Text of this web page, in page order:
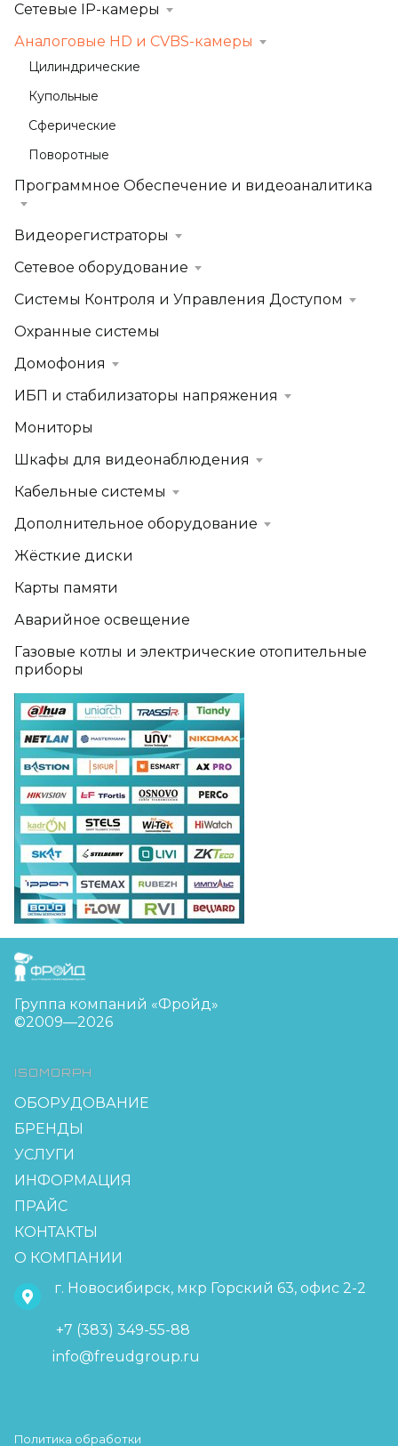
Сетевые IP-камеры
Аналоговые HD и CVBS-камеры
Цилиндрические
Купольные
Сферические
Поворотные
Программное Обеспечение и видеоаналитика
Видеорегистраторы
Сетевое оборудование
Системы Контроля и Управления Доступом
Охранные системы
Домофония
ИБП и стабилизаторы напряжения
Мониторы
Шкафы для видеонаблюдения
Кабельные системы
Дополнительное оборудование
Жёсткие диски
Карты памяти
Аварийное освещение
Газовые котлы и электрические отопительные
приборы
FreudGroup
Группа компаний «Фройд»
©2009—2026
ISOMORPH
ОБОРУДОВАНИЕ
БРЕНДЫ
УСЛУГИ
ИНФОРМАЦИЯ
ПРАЙС
КОНТАКТЫ
О КОМПАНИИ
г. Новосибирск, мкр Горский 63, офис 2-2
+7 (383) 349-55-88
info@freudgroup.ru
Политика обработки